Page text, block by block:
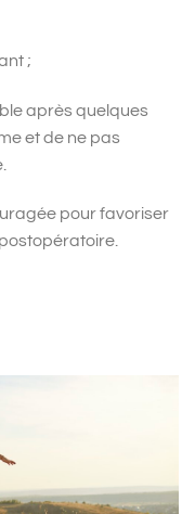
;
après quelques
et de ne pas
pour favoriser